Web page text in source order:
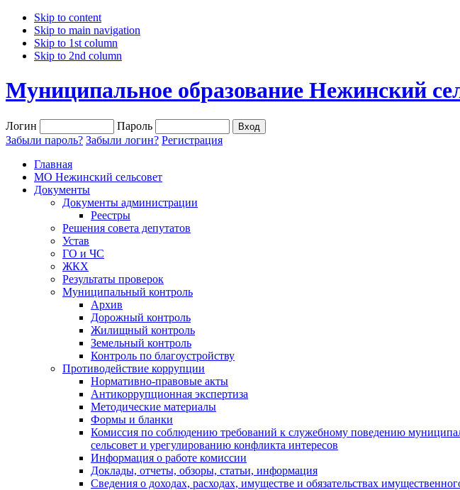
Skip to content
Skip to main navigation
Skip to 1st column
Skip to 2nd column
Муниципальное образование Нежинский
Логин
Пароль
Забыли пароль? Забыли логин? Регистрация
Главная
МО Нежинский сельсовет
Документы
Документы администрации
Реестры
Решения совета депутатов
Устав
ГО и ЧС
ЖКХ
Результаты проверок
Муниципальный контроль
Архив
Дорожный контроль
Жилищный контроль
Земельный контроль
Контроль по благоустройству
Противодействие коррупции
Нормативно-правовые акты
Антикоррупционная экспертиза
Методические материалы
Формы и бланки
Комиссия по соблюдению требований к служебному поведению
сельсовет и урегулированию конфликта интересов
Информация о работе комиссии
Доклады, отчеты, обзоры, статьи, информация
Сведения о доходах, расходах, имуществе и обязательствах